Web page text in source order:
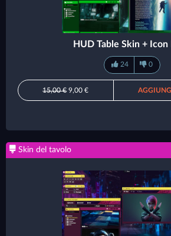
HUD Table Skin + Icon
24 0
15,00 €9,00 €
Skin del tavolo